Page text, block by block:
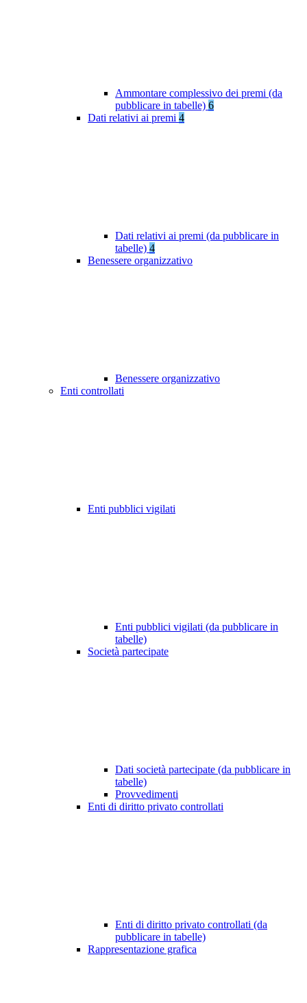
Ammontare complessivo dei premi (da
pubblicare in tabelle) 6
Dati relativi ai premi 4
Dati relativi ai premi (da pubblicare in
tabelle) 4
Benessere organizzativo
Benessere organizzativo
Enti controllati
Enti pubblici vigilati
Enti pubblici vigilati (da pubblicare in
tabelle)
Società partecipate
Dati società partecipate (da pubblicare in
tabelle)
Provvedimenti
Enti di diritto privato controllati
Enti di diritto privato controllati (da
pubblicare in tabelle)
Rappresentazione grafica